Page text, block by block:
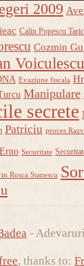
2009
Calin Popescu
Cozmin
Voiculescu
Evaziune fiscala
Manipulare
secrete
Patriciu proces
Securitate
Rosca Stanescu
-
, thanks to: